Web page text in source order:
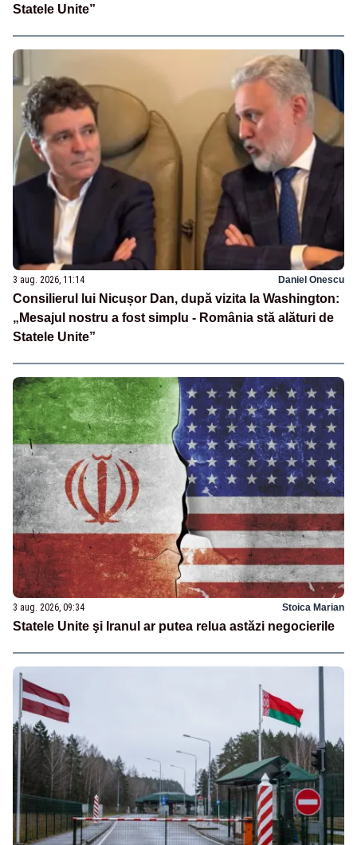
Statele Unite”
3 aug. 2026, 11:14 Daniel Onescu
Consilierul lui Nicușor Dan, după vizita la Washington:
„Mesajul nostru a fost simplu - România stă alături de
Statele Unite”
3 aug. 2026, 09:34 Stoica Marian
Statele Unite şi Iranul ar putea relua astăzi negocierile